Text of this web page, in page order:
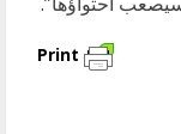
Print